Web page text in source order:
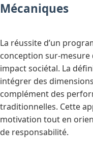
Mécaniques
La réussite d’un
conception sur-
impact sociétal. La
intégrer des
complément des
traditionnelles. Cette
motivation tout en
de responsabilité.